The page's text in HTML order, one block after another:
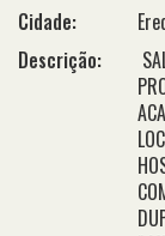
Cidade:
Descrição: